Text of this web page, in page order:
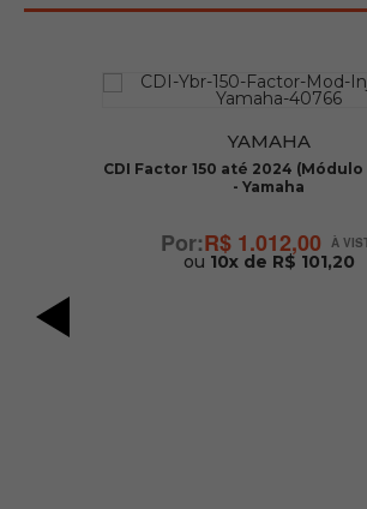
YAMAHA
CDI Factor 150 até 2024
- Yamaha
R$ 1.012,00
ou 10x de R$ 101,20